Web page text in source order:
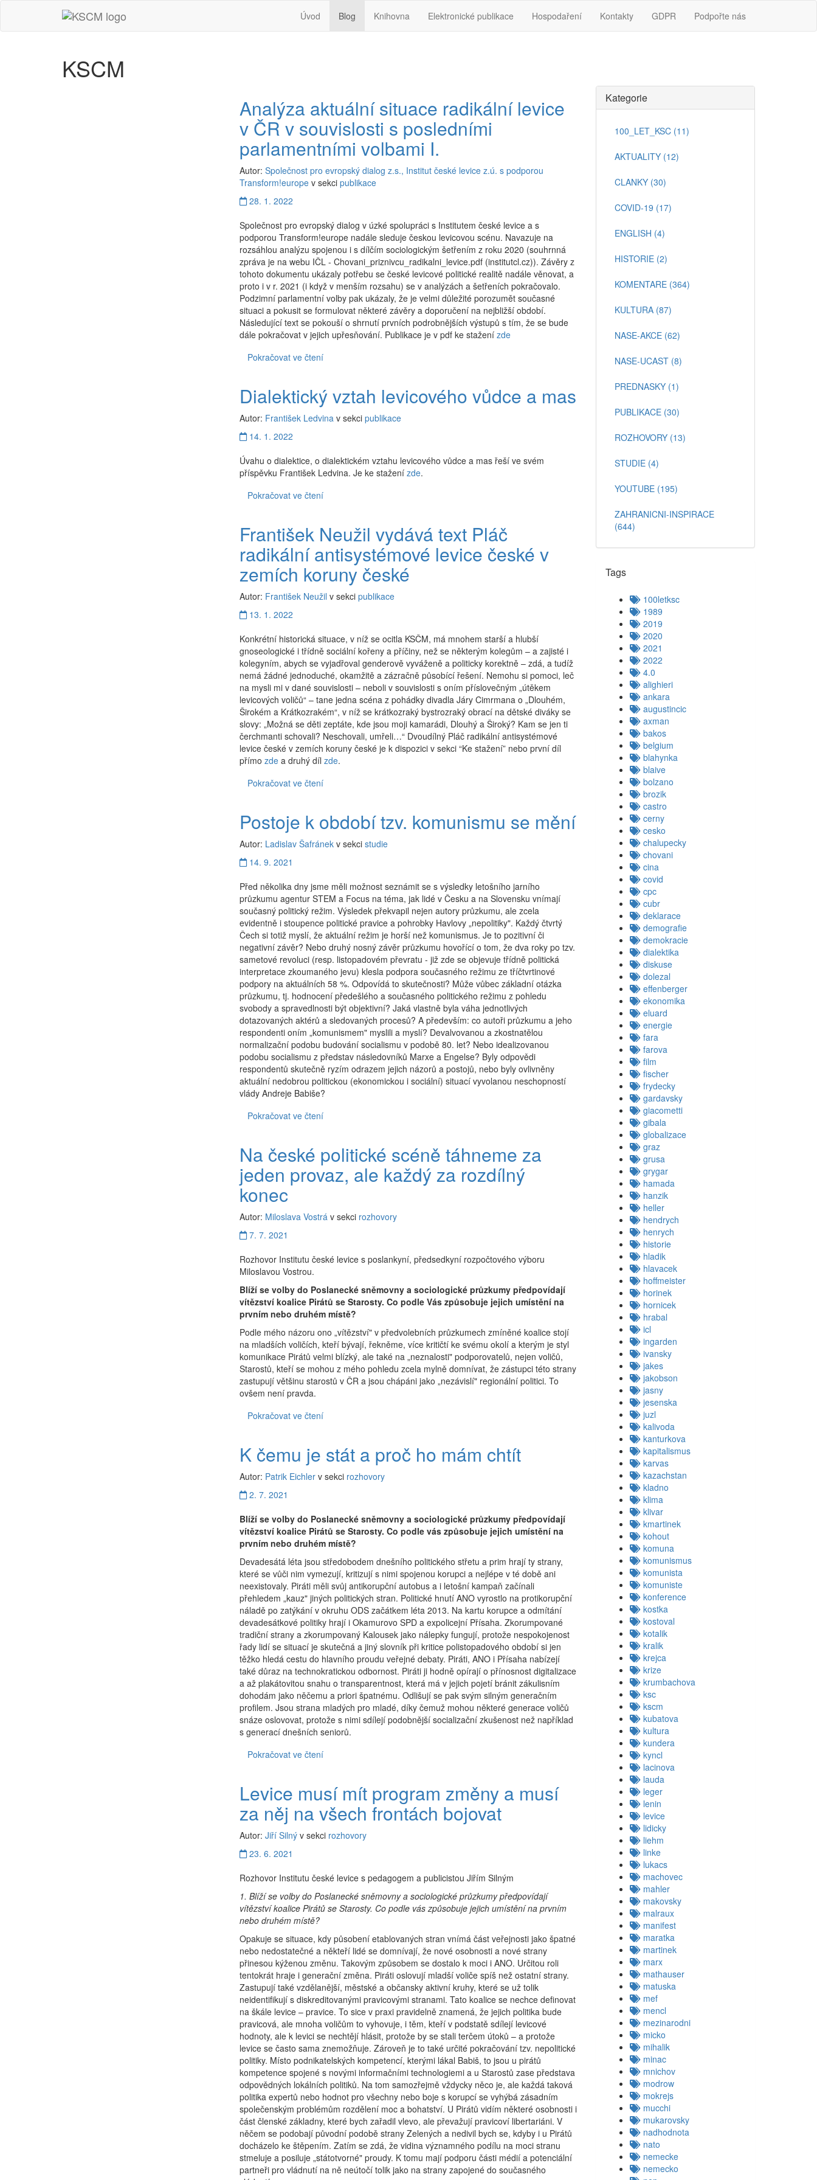
na
domovskou
Úvod Blog Knihovna Elektronické publikace Hospodaření Kontakty GDPR Podpořte nás
KSCM
Analýza aktuální situace radikální levice
v ČR v souvislosti s posledními
parlamentními volbami I.
Autor:Společnost pro evropský dialog z.s., Institut české levice z.ú. s podporou
Transform!europe v sekcipublikace
28. 1. 2022
Společnost pro evropský dialog v úzké spolupráci s Institutem české levice a s
podporou Transform!europe nadále sleduje českou levicovou scénu. Navazuje na
rozsáhlou analýzu spojenou i s dílčím sociologickým šetřením z roku 2020 (souhrnná
zpráva je na webu IČL - Chovani_priznivcu_radikalni_levice.pdf (institutcl.cz)). Závěry z
tohoto dokumentu ukázaly potřebu se české levicové politické realitě nadále věnovat, a
proto i v r. 2021 (i když v menším rozsahu) se v analýzách a šetřeních pokračovalo.
Podzimní parlamentní volby pak ukázaly, že je velmi důležité porozumět současné
situaci a pokusit se formulovat některé závěry a doporučení na nejbližší období.
Následující text se pokouší o shrnutí prvních podrobnějších výstupů s tím, že se bude
dále pokračovat v jejich upřesňování. Publikace je v pdf ke staženízde
Pokračovat ve čtení
Dialektický vztah levicového vůdce a mas
Autor: František Ledvina v sekcipublikace
14. 1. 2022
Úvahu o dialektice, o dialektickém vztahu levicového vůdce a mas řeší ve svém
příspěvku František Ledvina. Je ke staženízde.
Pokračovat ve čtení
František Neužil vydává text Pláč
radikální antisystémové levice české v
zemích koruny české
Autor: František Neužil v sekcipublikace
13. 1. 2022
Konkrétní historická situace, v níž se ocitla KSČM, má mnohem starší a hlubší
gnoseologické i třídně sociální kořeny a příčiny, než se některým kolegům – a zajisté i
kolegyním, abych se vyjadřoval genderově vyváženě a politicky korektně – zdá, a tudíž
nemá žádné jednoduché, okamžitě a zázračně působící řešení. Nemohu si pomoci, leč
na mysli mi v dané souvislosti – neboli v souvislosti s oním příslovečným „útěkem
levicových voličů“ – tane jedna scéna z pohádky divadla Járy Cimrmana o „Dlouhém,
Širokém a Krátkozrakém“, v níž se krátkozraký bystrozraký obrací na dětské diváky se
slovy: „Možná se děti zeptáte, kde jsou moji kamarádi, Dlouhý a Široký? Kam se jen ti
čerchmanti schovali? Neschovali, umřeli…“ Dvoudílný Pláč radikální antisystémové
levice české v zemích koruny české je k dispozici v sekci “Ke stažení” nebo první díl
přímozde a druhý dílzde.
Pokračovat ve čtení
Postoje k období tzv. komunismu se mění
Autor: Ladislav Šafránek v sekcistudie
14. 9. 2021
Před několika dny jsme měli možnost seznámit se s výsledky letošního jarního
průzkumu agentur STEM a Focus na téma, jak lidé v Česku a na Slovensku vnímají
současný politický režim. Výsledek překvapil nejen autory průzkumu, ale zcela
evidentně i stoupence politické pravice a pohrobky Havlovy „nepolitiky". Každý čtvrtý
Čech si totiž myslí, že aktuální režim je horší než komunismus. Je to pozitivní či
negativní závěr? Nebo druhý nosný závěr průzkumu hovořící o tom, že dva roky po tzv.
sametové revoluci (resp. listopadovém převratu - již zde se objevuje třídně politická
interpretace zkoumaného jevu) klesla podpora současného režimu ze tříčtvrtinové
podpory na aktuálních 58 %. Odpovídá to skutečnosti? Může vůbec základní otázka
průzkumu, tj. hodnocení předešlého a současného politického režimu z pohledu
svobody a spravedlnosti být objektivní? Jaká vlastně byla váha jednotlivých
dotazovaných aktérů a sledovaných procesů? A především: co autoři průzkumu a jeho
respondenti oním „komunismem" myslili a myslí? Devalvovanou a zkostnatělou
normalizační podobu budování socialismu v podobě 80. let? Nebo idealizovanou
podobu socialismu z představ následovníků Marxe a Engelse? Byly odpovědi
respondentů skutečně ryzím odrazem jejich názorů a postojů, nebo byly ovlivněny
aktuální nedobrou politickou (ekonomickou i sociální) situací vyvolanou neschopností
vlády Andreje Babiše?
Pokračovat ve čtení
Na české politické scéně táhneme za
jeden provaz, ale každý za rozdílný
konec
Autor: Miloslava Vostrá v sekci rozhovory
7. 7. 2021
Rozhovor Institutu české levice s poslankyní, předsedkyní rozpočtového výboru
Miloslavou Vostrou.
Blíží se volby do Poslanecké sněmovny a sociologické průzkumy předpovídají
vítězství koalice Pirátů se Starosty. Co podle Vás způsobuje jejich umístění na
prvním nebo druhém místě?
Podle mého názoru ono „vítězství" v předvolebních průzkumech zmíněné koalice stojí
na mladších voličích, kteří bývají, řekněme, více kritičtí ke svému okolí a kterým je styl
komunikace Pirátů velmi blízký, ale také na „neznalosti" podporovatelů, nejen voličů,
Starostů, kteří se mohou z mého pohledu zcela mylně domnívat, že zástupci této strany
zastupují většinu starostů v ČR a jsou chápáni jako „nezávislí" regionální politici. To
ovšem není pravda.
Pokračovat ve čtení
K čemu je stát a proč ho mám chtít
Autor: Patrik Eichler v sekci rozhovory
2. 7. 2021
Blíží se volby do Poslanecké sněmovny a sociologické průzkumy předpovídají
vítězství koalice Pirátů se Starosty. Co podle vás způsobuje jejich umístění na
prvním nebo druhém místě?
Devadesátá léta jsou středobodem dnešního politického střetu a prim hrají ty strany,
které se vůči nim vymezují, kritizují s nimi spojenou korupci a nejlépe v té době ani
neexistovaly. Piráti měli svůj antikorupční autobus a i letošní kampaň začínali
přehledem „kauz" jiných politických stran. Politické hnutí ANO vyrostlo na protikorupční
náladě po zatýkání v okruhu ODS začátkem léta 2013. Na kartu korupce a odmítání
devadesátkové politiky hrají i Okamurovo SPD a expolicejní Přísaha. Zkorumpované
tradiční strany a zkorumpovaný Kalousek jako nálepky fungují, protože nespokojenost
řady lidí se situací je skutečná a jiný slovník při kritice polistopadového období si jen
těžko hledá cestu do hlavního proudu veřejné debaty. Piráti, ANO i Přísaha nabízejí
také důraz na technokratickou odbornost. Piráti ji hodně opírají o přínosnost digitalizace
a až plakátovitou snahu o transparentnost, která má v jejich pojetí bránit zákulisním
dohodám jako něčemu a priori špatnému. Odlišují se pak svým silným generačním
profilem. Jsou strana mladých pro mladé, díky čemuž mohou některé generace voličů
snáze oslovovat, protože s nimi sdílejí podobnější socializační zkušenost než například
s generací dnešních seniorů.
Pokračovat ve čtení
Levice musí mít program změny a musí
za něj na všech frontách bojovat
Autor:Jiří Silný v sekci rozhovory
23. 6. 2021
Rozhovor Institutu české levice s pedagogem a publicistou Jiřím Silným
1. Blíží se volby do Poslanecké sněmovny a sociologické průzkumy předpovídají
vítězství koalice Pirátů se Starosty. Co podle vás způsobuje jejich umístění na prvním
nebo druhém místě?
Opakuje se situace, kdy působení etablovaných stran vnímá část veřejnosti jako špatné
nebo nedostatečné a někteří lidé se domnívají, že nové osobnosti a nové strany
přinesou kýženou změnu. Takovým způsobem se dostalo k moci i ANO. Určitou roli
tentokrát hraje i generační změna. Piráti oslovují mladší voliče spíš než ostatní strany.
Zastupují také vzdělanější, městské a občansky aktivní kruhy, které se už tolik
neidentifikují s diskreditovanými pravicovými stranami. Tato koalice se nechce definovat
na škále levice – pravice. To sice v praxi pravidelně znamená, že jejich politika bude
pravicová, ale mnoha voličům to vyhovuje, i těm, kteří v podstatě sdílejí levicové
hodnoty, ale k levici se nechtějí hlásit, protože by se stali terčem útoků – a protože
levice se často sama znemožňuje. Zároveň je to také určité pokračování tzv. nepolitické
politiky. Místo podnikatelských kompetencí, kterými lákal Babiš, to jsou u pirátů
kompetence spojené s novými informačními technologiemi a u Starostů zase představa
odpovědných lokálních politiků. Na tom samozřejmě vždycky něco je, ale každá taková
politika expertů nebo hodnot pro všechny nebo boje s korupcí se vyhýbá zásadním
společenským problémům rozdělení moc a bohatství. U Pirátů vidím některé osobnosti i
část členské základny, které bych zařadil vlevo, ale převažují pravicoví libertariáni. V
něčem se podobají původní podobě strany Zelených a nedivil bych se, kdyby i u Pirátů
docházelo ke štěpením. Zatím se zdá, že vidina významného podílu na moci stranu
stmeluje a posiluje „státotvorné" proudy. K tomu mají podporu části médií a potenciální
partneři pro vládnutí na ně neútočí tolik jako na strany zapojené do současného
Kategorie
100_LET_KSC (11)
AKTUALITY (12)
CLANKY (30)
COVID-19 (17)
ENGLISH (4)
HISTORIE (2)
KOMENTARE (364)
KULTURA (87)
NASE-AKCE (62)
NASE-UCAST (8)
PREDNASKY (1)
PUBLIKACE (30)
ROZHOVORY (13)
STUDIE (4)
YOUTUBE (195)
ZAHRANICNI-INSPIRACE
(644)
Tags
100letksc
1989
2019
2020
2021
2022
4.0
alighieri
ankara
augustincic
axman
bakos
belgium
blahynka
blaive
bolzano
brozik
castro
cerny
cesko
chalupecky
chovani
cina
covid
cpc
cubr
deklarace
demografie
demokracie
dialektika
diskuse
dolezal
effenberger
ekonomika
eluard
energie
fara
farova
film
fischer
frydecky
gardavsky
giacometti
gibala
globalizace
graz
grusa
grygar
hamada
hanzik
heller
hendrych
henrych
historie
hladik
hlavacek
hoffmeister
horinek
hornicek
hrabal
icl
ingarden
ivansky
jakes
jakobson
jasny
jesenska
juzl
kalivoda
kanturkova
kapitalismus
karvas
kazachstan
kladno
klima
klivar
kmartinek
kohout
komuna
komunismus
komunista
komuniste
konference
kostka
kostoval
kotalik
kralik
krejca
krize
krumbachova
ksc
kscm
kubatova
kultura
kundera
kyncl
lacinova
lauda
leger
lenin
levice
lidicky
liehm
linke
lukacs
machovec
mahler
makovsky
malraux
manifest
maratka
martinek
marx
mathauser
matuska
mef
mencl
mezinarodni
micko
mihalik
minac
mnichov
modrow
mokrejs
mucchi
mukarovsky
nadhodnota
nato
nemecke
nemecko